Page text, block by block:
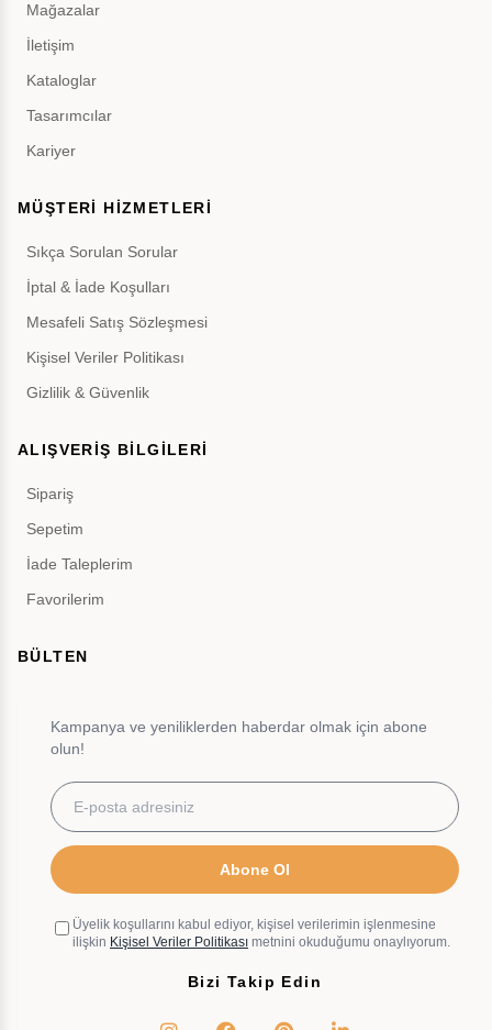
Mağazalar
İletişim
Kataloglar
Tasarımcılar
Kariyer
MÜŞTERİ HİZMETLERİ
Sıkça Sorulan Sorular
İptal & İade Koşulları
Mesafeli Satış Sözleşmesi
Kişisel Veriler Politikası
Gizlilik & Güvenlik
ALIŞVERİŞ BİLGİLERİ
Sipariş
Sepetim
İade Taleplerim
Favorilerim
BÜLTEN
Kampanya ve yeniliklerden haberdar olmak için abone
olun!
Abone Ol
Üyelik koşullarını kabul ediyor, kişisel verilerimin işlenmesine
ilişkin Kişisel Veriler Politikası metnini okuduğumu onaylıyorum.
Bizi Takip Edin